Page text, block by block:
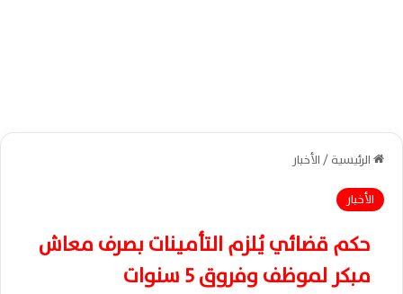
الرئيسية/الأخبار
الأخبار
حكم قضائي يُلزم التأمينات بصرف معاش
مبكر لموظف وفروق 5 سنوات